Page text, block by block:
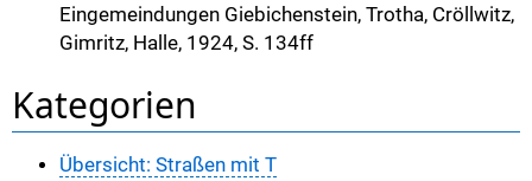
Eingemeindungen Giebichenstein, Trotha, Cröllwitz,
Gimritz, Halle, 1924, S. 134ff
Kategorien
Übersicht: Straßen mit T